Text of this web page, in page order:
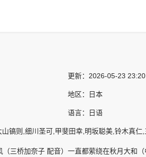
更新： 2026-05-23 23:20
地区： 日本
语言： 日语
镐则,细川圣可,甲斐田幸,明坂聪美,铃木真
三桥加奈子 配音）一直都萦绕在秋月大和